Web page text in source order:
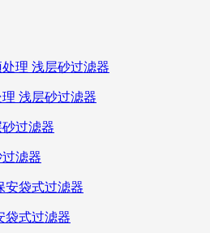
浅层砂过滤器
滤器
袋式过滤器